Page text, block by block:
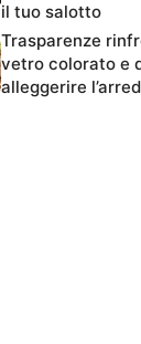
il tuo salotto
Trasparenze
vetro colorato e
alleggerire